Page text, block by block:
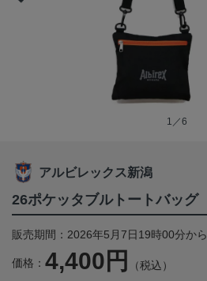
1／6
アルビレックス新潟
26ポケッタブルトートバッグ
販売期間：2026年5月7日19時00分から
価格： 4,400円 （税込）